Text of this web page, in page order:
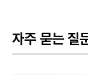
자주 묻는 질